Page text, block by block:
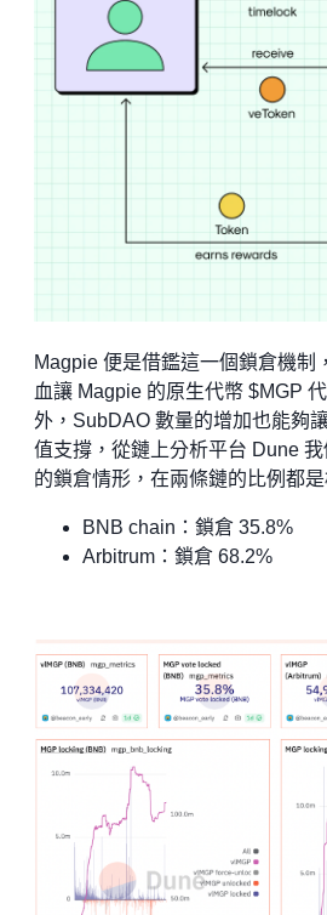
Magpie 便是借鑑這一個鎖倉機制
血讓 Magpie 的原生代幣 $MGP
外，SubDAO 數量的增加也能夠
值支撐，從鏈上分析平台 Dune
的鎖倉情形，在兩條鏈的比例都是
BNB chain：鎖倉 35.8%
Arbitrum：鎖倉 68.2%